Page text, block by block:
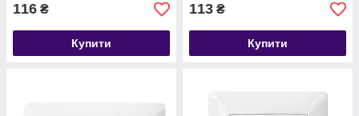
116 ₴
Купити
113 ₴
Купити